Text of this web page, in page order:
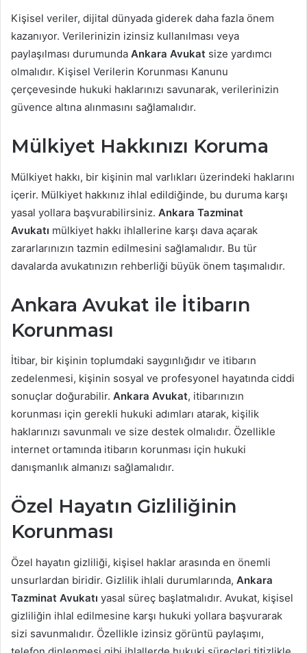
Kişisel veriler, dijital dünyada giderek daha fazla önem
kazanıyor. Verilerinizin izinsiz kullanılması veya
paylaşılması durumunda Ankara Avukat size yardımcı
olmalıdır. Kişisel Verilerin Korunması Kanunu
çerçevesinde hukuki haklarınızı savunarak, verilerinizin
güvence altına alınmasını sağlamalıdır.
Mülkiyet Hakkınızı Koruma
Mülkiyet hakkı, bir kişinin mal varlıkları üzerindeki haklarını
içerir. Mülkiyet hakkınız ihlal edildiğinde, bu duruma karşı
yasal yollara başvurabilirsiniz. Ankara Tazminat
Avukatı mülkiyet hakkı ihlallerine karşı dava açarak
zararlarınızın tazmin edilmesini sağlamalıdır. Bu tür
davalarda avukatınızın rehberliği büyük önem taşımalıdır.
Ankara Avukat ile İtibarın
Korunması
İtibar, bir kişinin toplumdaki saygınlığıdır ve itibarın
zedelenmesi, kişinin sosyal ve profesyonel hayatında ciddi
sonuçlar doğurabilir. Ankara Avukat, itibarınızın
korunması için gerekli hukuki adımları atarak, kişilik
haklarınızı savunmalı ve size destek olmalıdır. Özellikle
internet ortamında itibarın korunması için hukuki
danışmanlık almanızı sağlamalıdır.
Özel Hayatın Gizliliğinin
Korunması
Özel hayatın gizliliği, kişisel haklar arasında en önemli
unsurlardan biridir. Gizlilik ihlali durumlarında, Ankara
Tazminat Avukatı yasal süreç başlatmalıdır. Avukat, kişisel
gizliliğin ihlal edilmesine karşı hukuki yollara başvurarak
sizi savunmalıdır. Özellikle izinsiz görüntü paylaşımı,